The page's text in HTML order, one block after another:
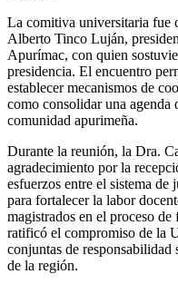
La comitiva universitaria fue
Alberto Tinco Luján,
Apurímac, con quien
presidencia. El encuentro
establecer mecanismos de
como consolidar una agenda
comunidad apurimeña.
Durante la reunión, la Dra.
agradecimiento por la
esfuerzos entre el sistema
para fortalecer la labor
magistrados en el proceso
ratificó el compromiso de la
conjuntas de
de la región.